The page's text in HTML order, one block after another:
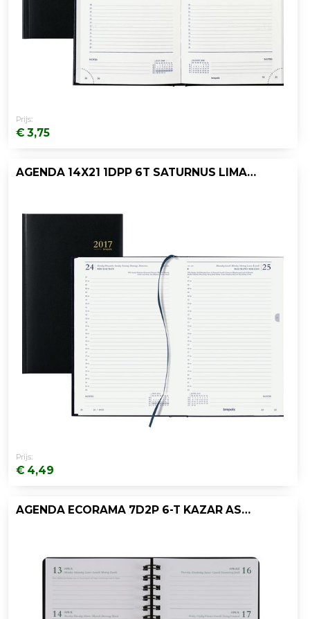
Prijs:
€ 3,75
AGENDA 14X21 1DPP 6T SATURNUS LIMA ZWART
Prijs:
€ 4,49
AGENDA ECORAMA 7D2P 6-T KAZAR ASSORTI